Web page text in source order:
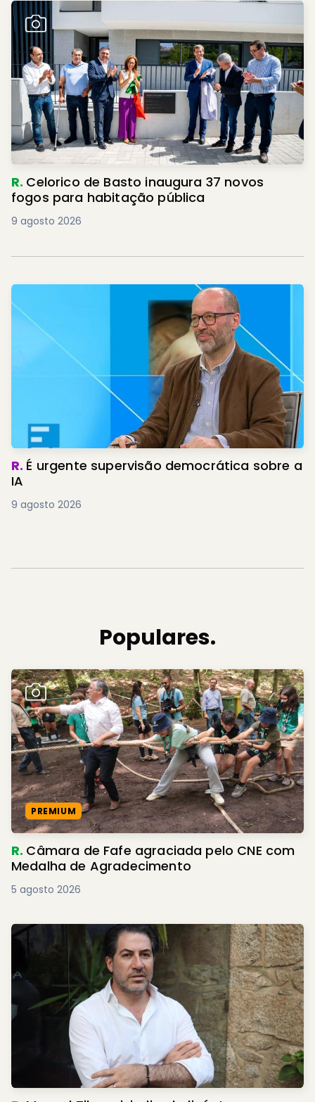
R. Celorico de Basto inaugura 37 novos
fogos para habitação pública
9 agosto 2026
R. É urgente supervisão democrática sobre a
IA
9 agosto 2026
Populares.
PREMIUM
R. Câmara de Fafe agraciada pelo CNE com
Medalha de Agradecimento
5 agosto 2026